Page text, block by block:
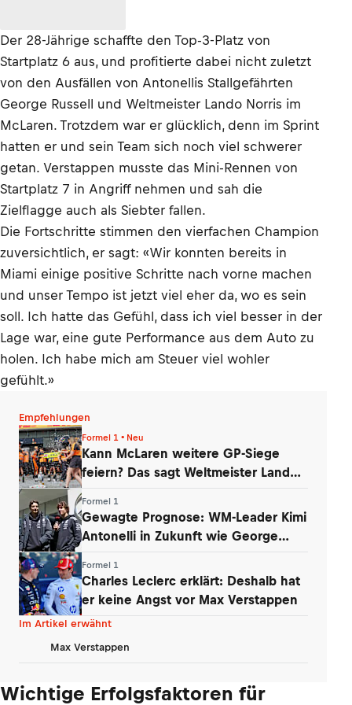
Der 28-Jährige schaffte den Top-3-Platz von
Startplatz 6 aus, und profitierte dabei nicht zuletzt
von den Ausfällen von Antonellis Stallgefährten
George Russell und Weltmeister Lando Norris im
McLaren. Trotzdem war er glücklich, denn im Sprint
hatten er und sein Team sich noch viel schwerer
getan. Verstappen musste das Mini-Rennen von
Startplatz 7 in Angriff nehmen und sah die
Zielflagge auch als Siebter fallen.
Die Fortschritte stimmen den vierfachen Champion
zuversichtlich, er sagt: «Wir konnten bereits in
Miami einige positive Schritte nach vorne machen
und unser Tempo ist jetzt viel eher da, wo es sein
soll. Ich hatte das Gefühl, dass ich viel besser in der
Lage war, eine gute Performance aus dem Auto zu
holen. Ich habe mich am Steuer viel wohler
gefühlt.»
Empfehlungen
Formel 1 • Neu
Kann McLaren weitere GP-Siege
feiern? Das sagt Weltmeister Lando
Formel 1
Gewagte Prognose: WM-Leader Kimi
Antonelli in Zukunft wie George
Formel 1
Charles Leclerc erklärt: Deshalb hat
er keine Angst vor Max Verstappen
Im Artikel erwähnt
Max Verstappen
Wichtige Erfolgsfaktoren für